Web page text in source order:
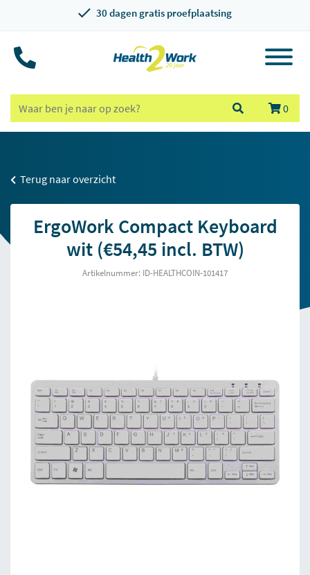
30 dagen gratis proefplaatsing
0
Terug naar overzicht
ErgoWork Compact Keyboard
wit (€54,45 incl. BTW)
Artikelnummer: ID-HEALTHCOIN-101417